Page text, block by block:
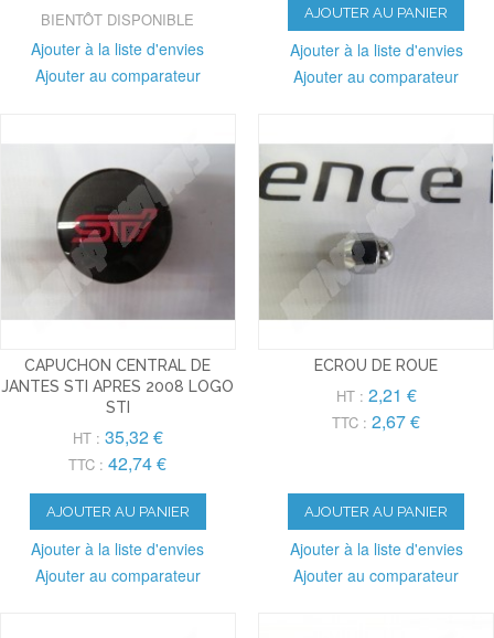
BIENTÔT DISPONIBLE
Ajouter à la liste d'envies
Ajouter au comparateur
AJOUTER AU PANIER
Ajouter à la liste d'envies
Ajouter au comparateur
CAPUCHON CENTRAL DE
JANTES STI APRES 2008 LOGO
STI
HT : 35,32 €
TTC : 42,74 €
AJOUTER AU PANIER
Ajouter à la liste d'envies
Ajouter au comparateur
ECROU DE ROUE
HT : 2,21 €
TTC : 2,67 €
AJOUTER AU PANIER
Ajouter à la liste d'envies
Ajouter au comparateur